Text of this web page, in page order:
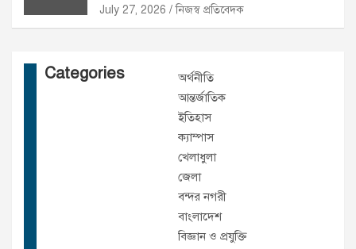
July 27, 2026 নিজস্ব প্রতিবেদক
Categories
অর্থনীতি
আন্তর্জাতিক
ইতিহাস
ক্যাম্পাস
খেলাধুলা
জেলা
বন্দর নগরী
বাংলাদেশ
বিজ্ঞান ও প্রযুক্তি